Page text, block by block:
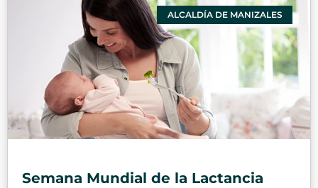
ALCALDÍA DE MANIZALES
Semana Mundial de la Lactancia